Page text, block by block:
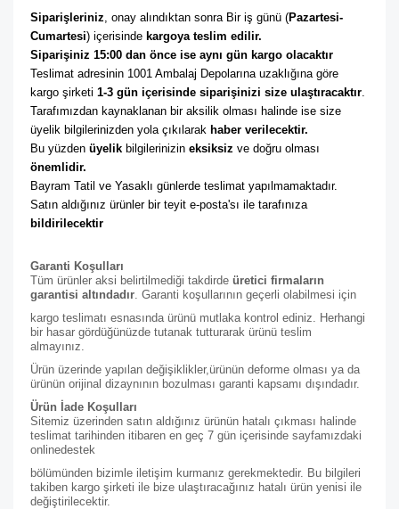
Siparişleriniz , onay alındıktan sonra Bir iş günü (Pazartesi-
Cumartesi) içerisinde kargoya teslim edilir.
Siparişiniz 15:00 dan önce ise aynı gün kargo olacaktır
Teslimat adresinin 1001 Ambalaj Depolarına uzaklığına göre
kargo şirketi 1-3 gün içerisinde siparişinizi size ulaştıracaktır
Tarafımızdan kaynaklanan bir aksilik olması halinde ise size
üyelik bilgilerinizden yola çıkılarak haber verilecektir.
Bu yüzden üyelik bilgilerinizin eksiksiz
önemlidir.
Bayram Tatil ve Yasaklı günlerde teslimat yapılmamaktadır.
bildirilecektir
Garanti Koşulları
Tüm ürünler aksi belirtilmediği takdirde üretici firmaların
garantisi altındadır . Garanti koşullarının geçerli olabilmesi için
kargo teslimatı esnasında ürünü mutlaka kontrol ediniz. Herhangi
bir hasar gördüğünüzde tutanak tutturarak ürünü teslim
almayınız.
Ürün üzerinde yapılan değişiklikler,ürünün deforme olması ya da
ürünün orijinal dizaynının bozulması garanti kapsamı dışındadır.
Ürün İade Koşulları
Sitemiz üzerinden satın aldığınız ürünün hatalı çıkması halinde
teslimat tarihinden itibaren en geç 7 gün içerisinde sayfamızdaki
onlinedestek
bölümünden bizimle iletişim kurmanız gerekmektedir. Bu bilgileri
takiben kargo şirketi ile bize ulaştıracağınız hatalı ürün yenisi ile
değiştirilecektir.